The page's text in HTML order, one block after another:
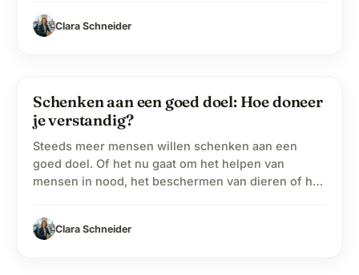
Gelukkig is anoniem doneren aan goede doelen
tegenwoordig eenvoudig. Met online platforms
Clara Schneider
labelGoede Doelen
Schenken aan een goed doel: Hoe doneer
je verstandig?
Steeds meer mensen willen schenken aan een
goed doel. Of het nu gaat om het helpen van
mensen in nood, het beschermen van dieren of het
donatie kan een groot verschil maken. Toch vragen
veel mensen zich af: Hoe doneer je veilig? En hoe
Clara Schneider